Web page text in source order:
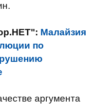
Малайзия
по
аргумента